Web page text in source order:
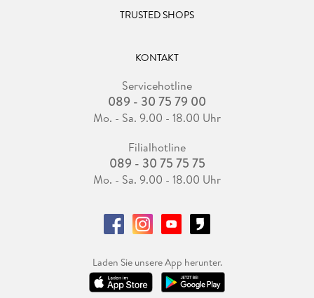
TRUSTED SHOPS
KONTAKT
Servicehotline
089 - 30 75 79 00
Mo. - Sa. 9.00 - 18.00 Uhr
Filialhotline
089 - 30 75 75 75
Mo. - Sa. 9.00 - 18.00 Uhr
Laden Sie unsere App herunter.